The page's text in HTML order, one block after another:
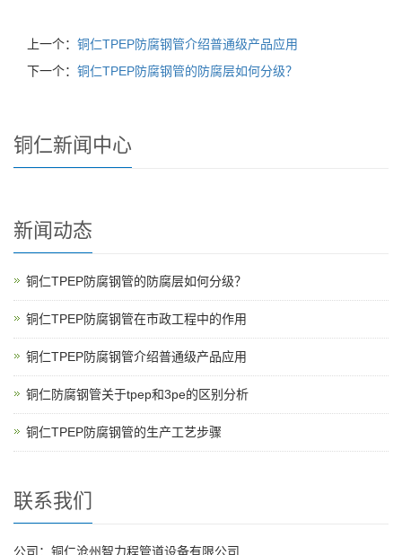
上一个： 铜仁TPEP防腐钢管介绍普通级产品应用
下一个： 铜仁TPEP防腐钢管的防腐层如何分级？
铜仁新闻中心
新闻动态
铜仁TPEP防腐钢管的防腐层如何分级？
铜仁TPEP防腐钢管在市政工程中的作用
铜仁TPEP防腐钢管介绍普通级产品应用
铜仁防腐钢管关于tpep和3pe的区别分析
铜仁TPEP防腐钢管的生产工艺步骤
联系我们
公司：铜仁沧州智力程管道设备有限公司